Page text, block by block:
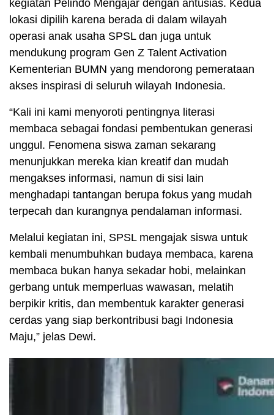
kegiatan Pelindo Mengajar dengan antusias. Kedua
lokasi dipilih karena berada di dalam wilayah
operasi anak usaha SPSL dan juga untuk
mendukung program Gen Z Talent Activation
Kementerian BUMN yang mendorong pemerataan
akses inspirasi di seluruh wilayah Indonesia.
“Kali ini kami menyoroti pentingnya literasi
membaca sebagai fondasi pembentukan generasi
unggul. Fenomena siswa zaman sekarang
menunjukkan mereka kian kreatif dan mudah
mengakses informasi, namun di sisi lain
menghadapi tantangan berupa fokus yang mudah
terpecah dan kurangnya pendalaman informasi.
Melalui kegiatan ini, SPSL mengajak siswa untuk
kembali menumbuhkan budaya membaca, karena
membaca bukan hanya sekadar hobi, melainkan
gerbang untuk memperluas wawasan, melatih
berpikir kritis, dan membentuk karakter generasi
cerdas yang siap berkontribusi bagi Indonesia
Maju,” jelas Dewi.